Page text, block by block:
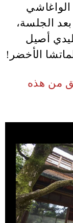
الجلسة،
أصيل
الأخضر!
من هذه